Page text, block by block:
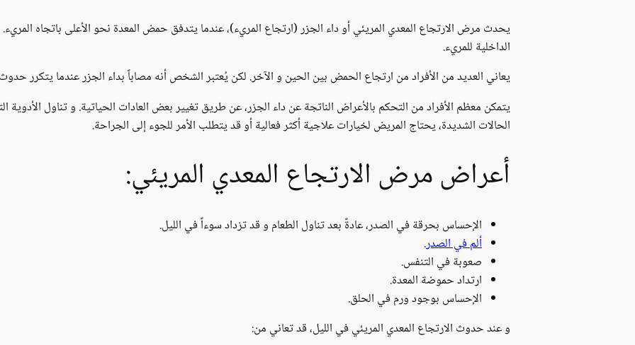
يحدث مرض الارتجاع المعدي المريئي أو داء الجزر (ارتجاع المريء)، عندما يتدفق حمض المعدة نحو الأعلى باتجاه
الداخلية للمريء.
يعاني العديد من الأفراد من ارتجاع الحمض بين الحين و الآخر. لكن يُعتبر الشخص أنه مصاباً بداء الجزر عندما يتكرر
يتمكن معظم الأفراد من التحكم بالأعراض الناتجة عن داء الجزر، عن طريق تغيير بعض العادات الحياتية. و تناول
الحالات الشديدة، يحتاج المريض لخيارات علاجية أكثر فعالية أو قد يتطلب الأمر للجوء إلى الجراحة.
أعراض مرض الارتجاع المعدي المريئي:
الإحساس بحرقة في الصدر، عادةً بعد تناول الطعام و قد تزداد سوءاً في الليل.
ألم في الصدر.
صعوبة في التنفس.
ارتداد حموضة المعدة.
الإحساس بوجود ورم في الحلق.
و عند حدوث الارتجاع المعدي المريئي في الليل، قد تعاني من: